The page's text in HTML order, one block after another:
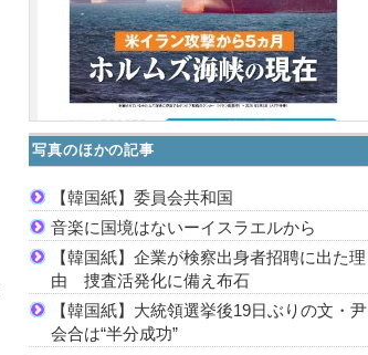
写真のほかの記事
【韓国紙】委員会共和国
音楽に国境はないーイスラエルから
【韓国紙】企業が検察出身者招聘に出た理
由 捜査活発化に備え布石
【韓国紙】大統領選挙後19日ぶりの文・尹
会合は“半分成功”